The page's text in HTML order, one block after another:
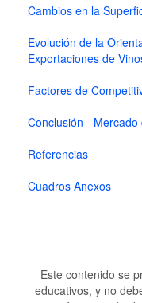
Cambios en la
Evolución de la
Exportaciones de
Factores de
Conclusión -
Referencias
Cuadros Anexos
Este contenido se
educativos, y no